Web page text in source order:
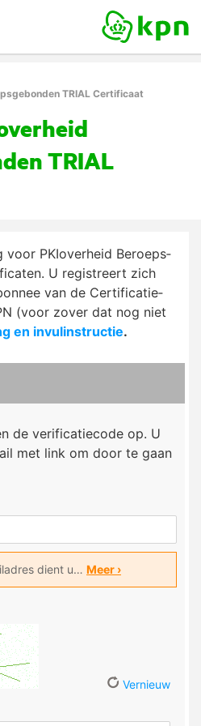
TRIAL Certificaat
TRIAL
voor PKIoverheid Beroeps­
U registreert zich
van de Cer­ti­fi­ca­tie­
(voor zover dat nog niet
en invulinstructie.
de verificatiecode op. U
link om door te gaan
e-mailadres dient u… Meer ›
Vernieuw